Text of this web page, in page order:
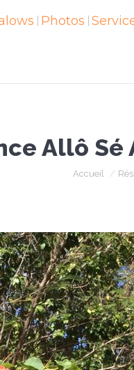
Photos
Allô
Vous êtes
Accueil
Photos